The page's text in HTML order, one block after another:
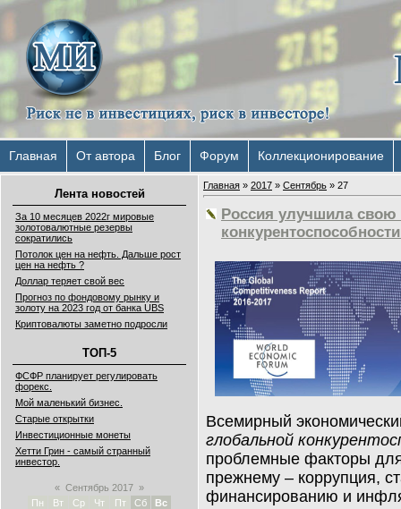
Главная От автора Блог Форум Коллекционирование
Лента новостей
За 10 месяцев 2022г мировые
золотовалютные резервы
сократились
Потолок цен на нефть. Дальше рост
цен на нефть ?
Доллар теряет свой вес
Прогноз по фондовому рынку и
золоту на 2023 год от банка UBS
Криптовалюты заметно подросли
ТОП-5
ФСФР планирует регулировать
форекс.
Мой маленький бизнес.
Старые открытки
Инвестиционные монеты
Хетти Грин - самый странный
инвестор.
« Сентябрь 2017 »
Пн
Вт Ср Чт Пт Сб
Вс
Главная » 2017 » Сентябрь » 27
Россия улучшила свою
Всемирный
глобальной
проблемные факторы
прежнему – коррупция,
финансированию и